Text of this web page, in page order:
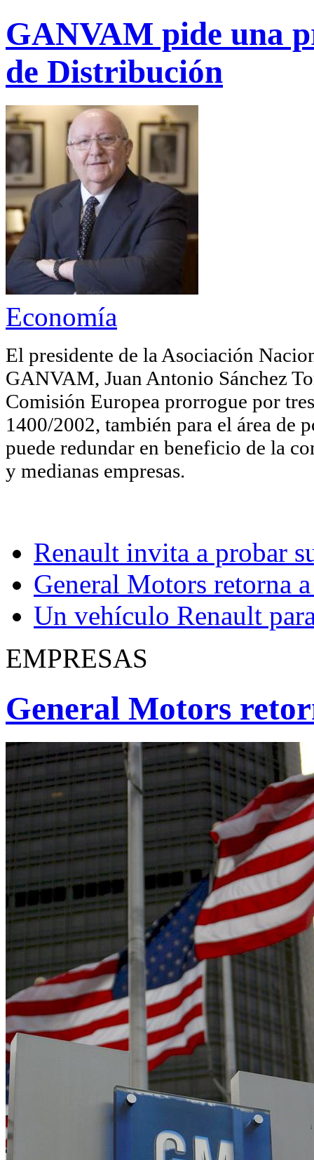
GANVAM pide una
de Distribución
Economía
El presidente de la Asociación
GANVAM, Juan Antonio Sánchez
Comisión Europea prorrogue por
1400/2002, también para el área de
puede redundar en beneficio de la
y medianas empresas.
Renault invita a probar
General Motors retorna
Un vehículo Renault
EMPRESAS
General Motors